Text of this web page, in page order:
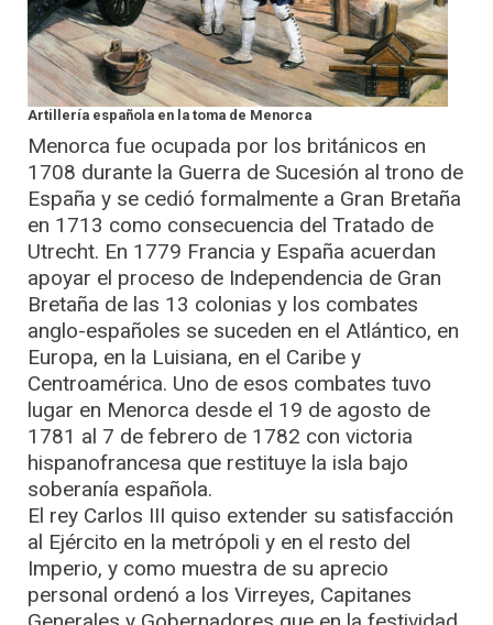
Artillería española en la toma de Menorca
Menorca fue ocupada por los británicos en
1708 durante la Guerra de Sucesión al trono de
España y se cedió formalmente a Gran Bretaña
en 1713 como consecuencia del Tratado de
Utrecht. En 1779 Francia y España acuerdan
apoyar el proceso de Independencia de Gran
Bretaña de las 13 colonias y los combates
anglo-españoles se suceden en el Atlántico, en
Europa, en la Luisiana, en el Caribe y
Centroamérica. Uno de esos combates tuvo
lugar en Menorca desde el 19 de agosto de
1781 al 7 de febrero de 1782 con victoria
hispanofrancesa que restituye la isla bajo
soberanía española.
El rey Carlos III quiso extender su satisfacción
al Ejército en la metrópoli y en el resto del
Imperio, y como muestra de su aprecio
personal ordenó a los Virreyes, Capitanes